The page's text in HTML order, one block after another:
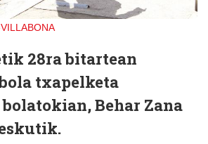
28ra bitartean
txapelketa
Behar Zana